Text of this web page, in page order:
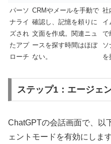
パーソ
ナライ
ズされ
たアプ
ローチ
CRMやメールを手動で
確認し、記憶を頼りに
文面を作成。関連ニュ
ースを探す時間はほぼ
ない。
社
イ
で
を
ステップ1：エージェ
ChatGPTの会話画面で、以
ェントモードを有効にします